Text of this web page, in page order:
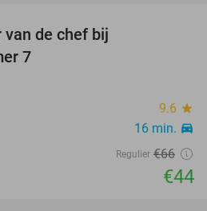
de chef bij
7
9.6 star
16 min. directions_car
Regulier €66
€44